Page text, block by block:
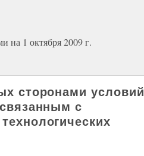
на 1 октября 2009 г.
сторонами условий
с